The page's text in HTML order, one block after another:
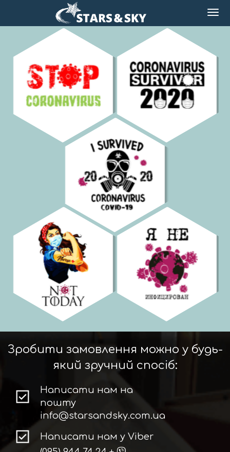
Зробити замовлення можно у будь-
який зручний спосіб:
Написати нам на
пошту
info@starsandsky.com.ua
Написати нам у Viber